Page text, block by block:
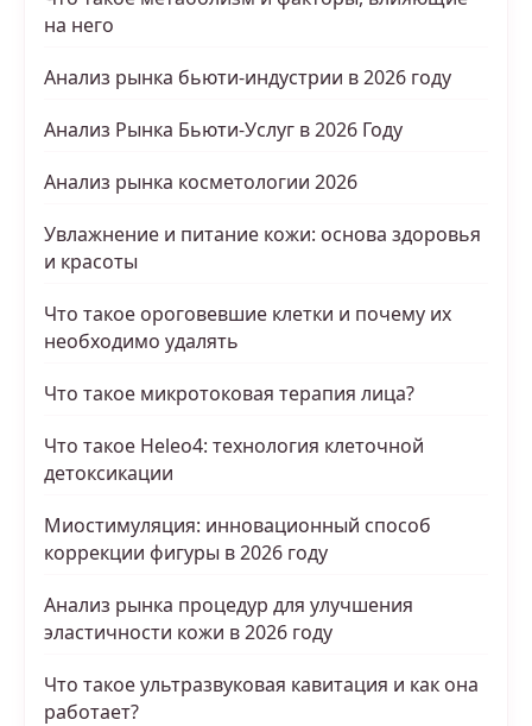
на него
Анализ рынка бьюти-индустрии в 2026 году
Анализ Рынка Бьюти-Услуг в 2026 Году
Анализ рынка косметологии 2026
Увлажнение и питание кожи: основа здоровья
и красоты
Что такое ороговевшие клетки и почему их
необходимо удалять
Что такое микротоковая терапия лица?
Что такое Heleo4: технология клеточной
детоксикации
Миостимуляция: инновационный способ
коррекции фигуры в 2026 году
Анализ рынка процедур для улучшения
эластичности кожи в 2026 году
Что такое ультразвуковая кавитация и как она
работает?